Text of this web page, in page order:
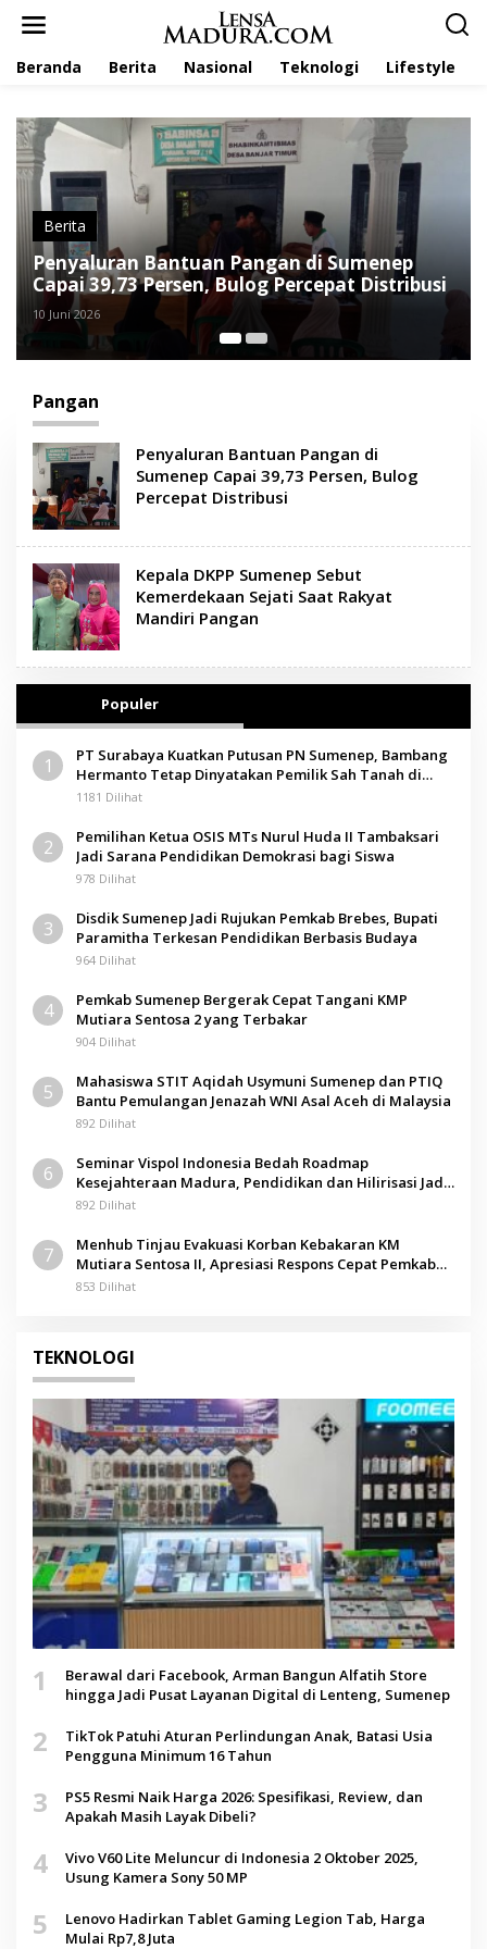
Beranda Berita Nasional Teknologi Lifestyle
Berita
Penyaluran Bantuan Pangan di Sumenep
Capai 39,73 Persen, Bulog Percepat Distribusi
10 Juni 2026
Pangan
Penyaluran Bantuan Pangan di
Sumenep Capai 39,73 Persen, Bulog
Percepat Distribusi
Kepala DKPP Sumenep Sebut
Kemerdekaan Sejati Saat Rakyat
Mandiri Pangan
Populer
1
PT Surabaya Kuatkan Putusan PN Sumenep, Bambang
Hermanto Tetap Dinyatakan Pemilik Sah Tanah di
Pamolokan
1181 Dilihat
2
Pemilihan Ketua OSIS MTs Nurul Huda II Tambaksari
Jadi Sarana Pendidikan Demokrasi bagi Siswa
978 Dilihat
3
Disdik Sumenep Jadi Rujukan Pemkab Brebes, Bupati
Paramitha Terkesan Pendidikan Berbasis Budaya
964 Dilihat
4
Pemkab Sumenep Bergerak Cepat Tangani KMP
Mutiara Sentosa 2 yang Terbakar
904 Dilihat
5
Mahasiswa STIT Aqidah Usymuni Sumenep dan PTIQ
Bantu Pemulangan Jenazah WNI Asal Aceh di Malaysia
892 Dilihat
6
Seminar Vispol Indonesia Bedah Roadmap
Kesejahteraan Madura, Pendidikan dan Hilirisasi Jadi
Kunci
892 Dilihat
7
Menhub Tinjau Evakuasi Korban Kebakaran KM
Mutiara Sentosa II, Apresiasi Respons Cepat Pemkab
Sumenep
853 Dilihat
TEKNOLOGI
1
Berawal dari Facebook, Arman Bangun Alfatih Store
hingga Jadi Pusat Layanan Digital di Lenteng, Sumenep
2
TikTok Patuhi Aturan Perlindungan Anak, Batasi Usia
Pengguna Minimum 16 Tahun
3
PS5 Resmi Naik Harga 2026: Spesifikasi, Review, dan
Apakah Masih Layak Dibeli?
4
Vivo V60 Lite Meluncur di Indonesia 2 Oktober 2025,
Usung Kamera Sony 50 MP
5
Lenovo Hadirkan Tablet Gaming Legion Tab, Harga
Mulai Rp7,8 Juta